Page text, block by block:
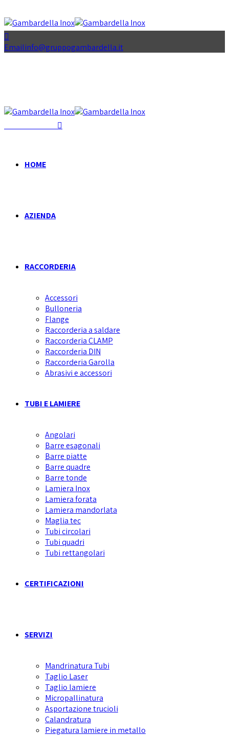
Emailinfo@gruppogambardella.it
HOME
AZIENDA
RACCORDERIA
Accessori
Bulloneria
Flange
Raccorderia a saldare
Raccorderia CLAMP
Raccorderia DIN
Raccorderia Garolla
Abrasivi e accessori
TUBI E LAMIERE
Angolari
Barre esagonali
Barre piatte
Barre quadre
Barre tonde
Lamiera Inox
Lamiera forata
Lamiera mandorlata
Maglia tec
Tubi circolari
Tubi quadri
Tubi rettangolari
CERTIFICAZIONI
SERVIZI
Mandrinatura Tubi
Taglio Laser
Taglio lamiere
Micropallinatura
Asportazione trucioli
Calandratura
Piegatura lamiere in metallo